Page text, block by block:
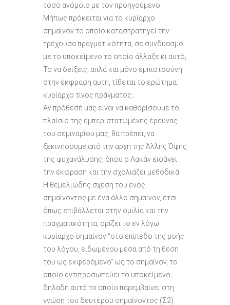
τόσο ανόμοιο με τον προηγούμενο.
Μήπως πρόκειται για το κυρίαρχο
σημαίνον το οποίο καταστρατηγεί την
τρέχουσα πραγματικότητα, σε συνδυασμό
με το υποκείμενο το οποίο άλλαξε κι αυτό;
Το να δείξεις, απλά και μόνο εμπιστοσύνη
στην έκφραση αυτή, τίθεται το ερώτημα:
κυρίαρχο τίνος πράγματος;
Αν πρόθεσή μας είναι να καθορίσουμε το
πλαίσιο της εμπεριστατωμένης έρευνας
του σεμιναρίου μας, θα πρέπει, να
ξεκινήσουμε από την αρχή της Άλλης Όψης
της ψυχανάλυσης, όπου ο Λακάν εισάγει
την έκφραση και την σχολιάζει μεθοδικά.
Η θεμελιώδης σχέση του ενός
σημαίνοντος με ένα άλλο σημαίνον, έτσι
όπως επιβάλλεται στην ομιλία και την
πραγματικότητα, ορίζει το εν λόγω
κυρίαρχο σημαίνον “στο επίπεδο της ροής
του λόγου, ειδωμένου μέσα από τη θέση
του ως εκφερόμενο” ως το σημαίνον, το
οποίο αντιπροσωπεύει το υποκείμενο,
δηλαδή αυτό το οποίο παρεμβαίνει στη
γνώση του δευτέρου σημαίνοντος (Σ2)